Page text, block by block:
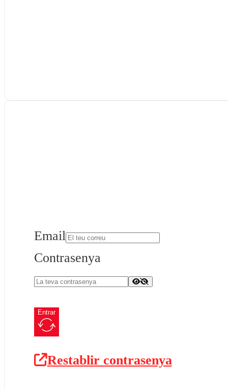
Email
Contrasenya
Entrar
Restablir contrasenya